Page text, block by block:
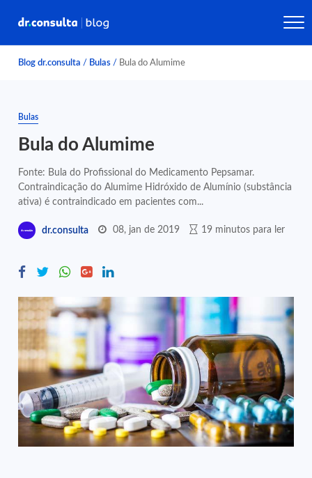
Blog dr.consulta / Bulas / Bula do Alumime
Bulas
Bula do Alumime
Fonte: Bula do Profissional do Medicamento Pepsamar.
Contraindicação do Alumime Hidróxido de Alumínio (substância
ativa) é contraindicado em pacientes com...
dr.consulta 08, jan de 2019 19 minutos para ler